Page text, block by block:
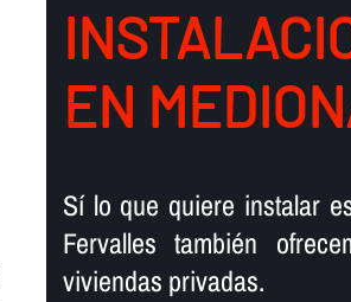
EN
Sí­ lo que quiere instalar
Fervalles también
viviendas privadas.